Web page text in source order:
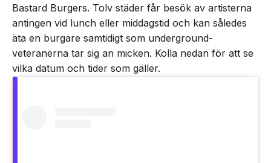
Bastard Burgers. Tolv städer får besök av artisterna
antingen vid lunch eller middagstid och kan således
äta en burgare samtidigt som underground-
veteranerna tar sig an micken. Kolla nedan för att se
vilka datum och tider som gäller.